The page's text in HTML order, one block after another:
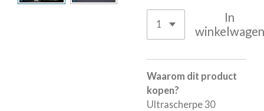
In
winkelwagen
Waarom dit product
kopen?
Ultrascherpe 30